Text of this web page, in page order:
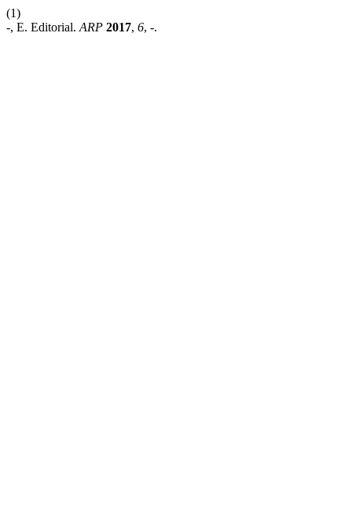
(1)
-, E. Editorial. ARP 2017, 6, -.